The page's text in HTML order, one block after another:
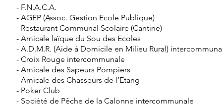
- F.N.A.C.A.
- AGEP (Assoc. Gestion Ecole Publique)
- Restaurant Communal Scolaire (Cantine)
- Amicale laïque du Sou des Ecoles
- A.D.M.R. (Aide à Domicile en Milieu Rural)
- Croix Rouge intercommunale
- Amicale des Sapeurs Pompiers
- Amicale des Chasseurs de l’Etang
- Poker Club
- Société de Pêche de la Calonne intercommunale